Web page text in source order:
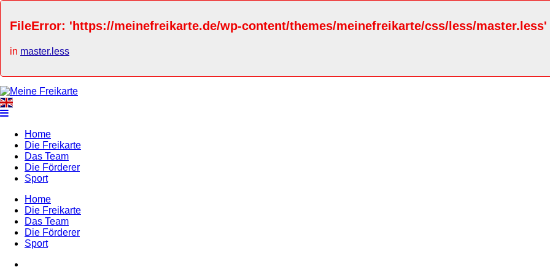
FileError: 'https://meinefreikarte.de/wp-content/themes/meinefreikarte/css/less/
in master.less
Home
Die Freikarte
Das Team
Die Förderer
Sport
Home
Die Freikarte
Das Team
Die Förderer
Sport